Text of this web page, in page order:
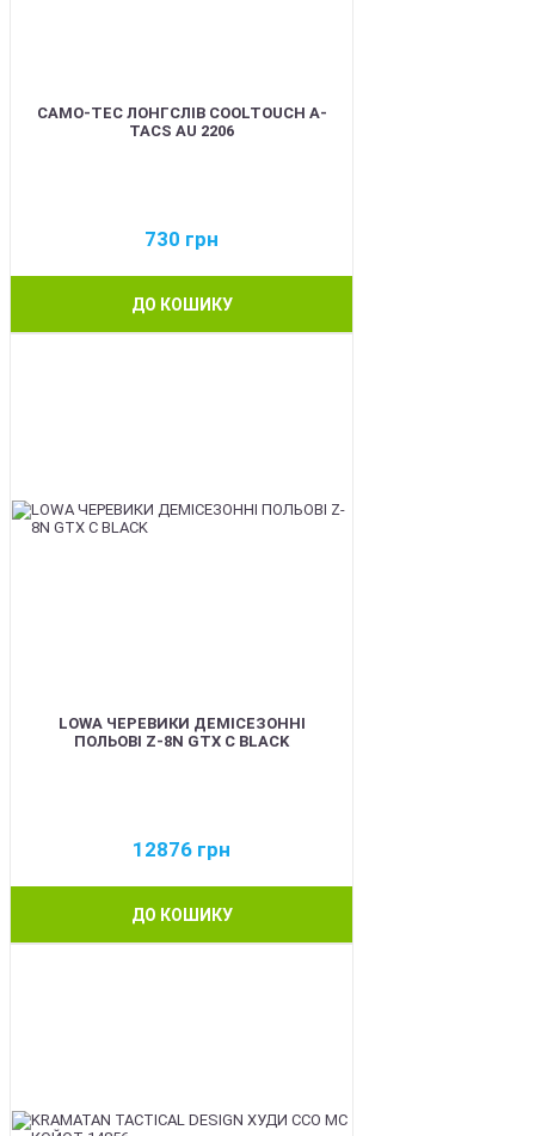
CAMO-TEC ЛОНГСЛІВ COOLTOUCH A-
TACS AU 2206
730 грн
ДО КОШИКУ
LOWA ЧЕРЕВИКИ ДЕМІСЕЗОННІ
ПОЛЬОВІ Z-8N GTX C BLACK
12876 грн
ДО КОШИКУ